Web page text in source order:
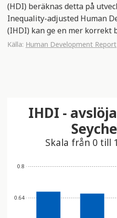
(HDI) beräknas detta på
Inequality-adjusted Human
(IHDI) kan ge en mer korrekt
Källa: Human Development Report
0.64
0.8
IHDI -
Skala från 0 till